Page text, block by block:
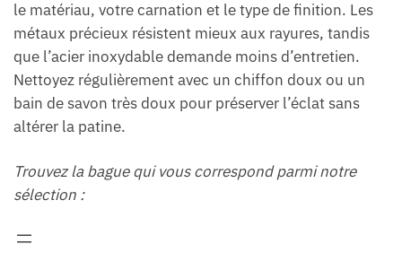
le matériau, votre carnation et le type de finition. Les
métaux précieux résistent mieux aux rayures, tandis
que l’acier inoxydable demande moins d’entretien.
Nettoyez régulièrement avec un chiffon doux ou un
bain de savon très doux pour préserver l’éclat sans
altérer la patine.
Trouvez la bague qui vous correspond parmi notre
sélection :